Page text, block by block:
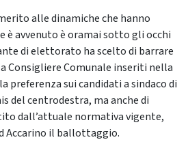
alle dinamiche che hanno
avvenuto è oramai sotto gli occhi
di elettorato ha scelto di barrare
Consigliere Comunale inseriti nella
preferenza sui candidati a sindaco di
del centrodestra, ma anche di
dall’attuale normativa vigente,
Accarino il ballottaggio.